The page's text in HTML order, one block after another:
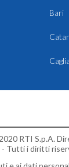
Bari
RTI S.p.A.
- Tutti i diritti